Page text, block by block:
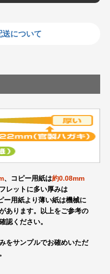
送について
、コピー用紙は約0.08mm
レットに多い厚みは
ー用紙より薄い紙は機械に
あります。以上をご参考の
認ください。
をサンプルでお確めいただ